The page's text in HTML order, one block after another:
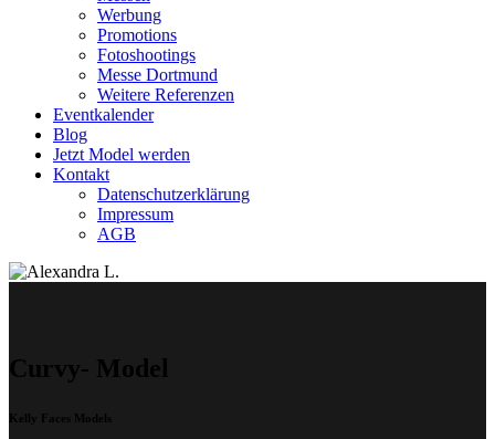
Werbung
Promotions
Fotoshootings
Messe Dortmund
Weitere Referenzen
Eventkalender
Blog
Jetzt Model werden
Kontakt
Datenschutzerklärung
Impressum
AGB
Curvy- Model
Kelly Faces Models